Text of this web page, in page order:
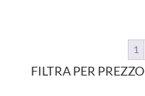
1
FILTRA PER PREZZO